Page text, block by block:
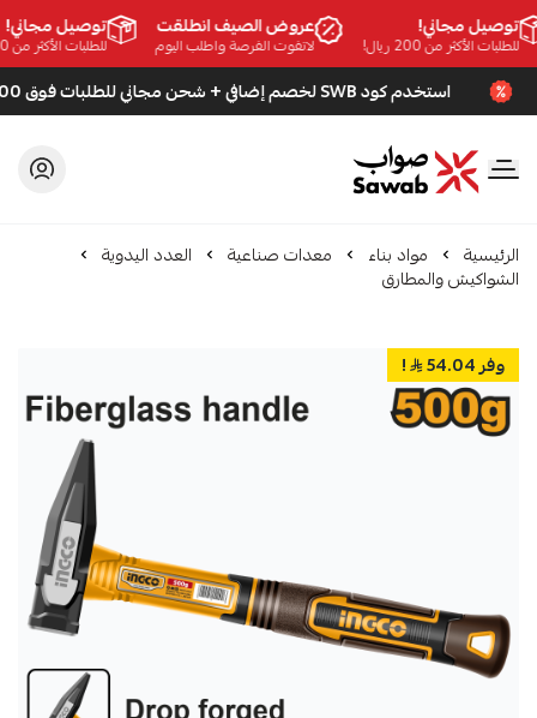
توصيل مجاني!
للطلبات الأكثر من 200 ريال!
عروض الصيف انطلقت
لاتفوت الفرصة واطلب اليوم
توصيل مجاني!
للطلبات الأكثر من 200 ريال!
استخدم كود SWB لخصم إضافي + شحن مجاني للطلبات فوق 200 ريال
صواب
الرئيسية مواد بناء معدات صناعية العدد اليدوية
الشواكيش والمطارق
وفر 54.04 !